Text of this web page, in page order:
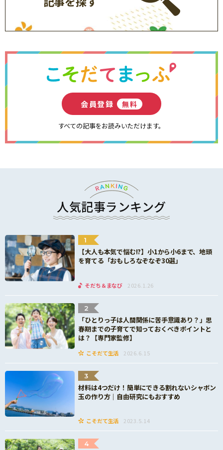
会員登録 無料
すべての記事をお読みいただけます。
人気記事ランキング
1
【大人も本気で悩む!?】小1から小6まで、地頭
を育てる「おもしろなぞなぞ30選」
そだち＆まなび 2026.1.26
2
「ひとりっ子は人間関係に苦手意識あり？」思
春期までの子育てで知っておくべきポイントと
は？【専門家監修】
こそだて生活 2026.6.15
3
材料は4つだけ！簡単にできる割れないシャボン
玉の作り方｜自由研究にもおすすめ
こそだて生活 2023.5.14
4